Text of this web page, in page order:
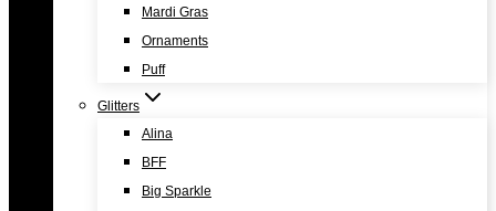
Mardi Gras
Ornaments
Puff
Glitters
Alina
BFF
Big Sparkle